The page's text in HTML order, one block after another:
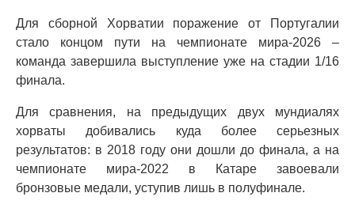
Для сборной Хорватии поражение от Португалии
стало концом пути на чемпионате мира-2026 –
команда завершила выступление уже на стадии 1/16
финала.
Для сравнения, на предыдущих двух мундиалях
хорваты добивались куда более серьезных
результатов: в 2018 году они дошли до финала, а на
чемпионате мира-2022 в Катаре завоевали
бронзовые медали, уступив лишь в полуфинале.